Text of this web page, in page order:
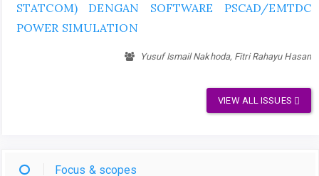
STATCOM) DENGAN SOFTWARE PSCAD/EMTDC
POWER SIMULATION
Yusuf Ismail Nakhoda, Fitri Rahayu Hasan
VIEW ALL ISSUES
Focus & scopes